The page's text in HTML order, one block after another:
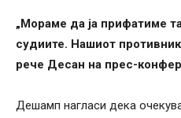
„Мораме да ја прифатиме
судиите. Нашиот
рече Десан на прес-
Дешамп нагласи дека